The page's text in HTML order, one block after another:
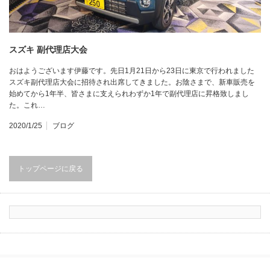
スズキ 副代理店大会
おはようございます伊藤です。先日1月21日から23日に東京で行われました
スズキ副代理店大会に招待され出席してきました。お陰さまで、新車販売を
始めてから1年半、皆さまに支えられわずか1年で副代理店に昇格致しまし
た。これ…
2020/1/25 ブログ
トップページに戻る